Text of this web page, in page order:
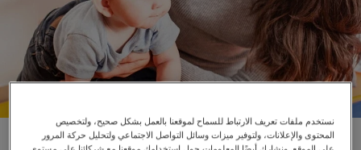
تعليم استخدام السلالم
نستخدم ملفات تعريف الارتباط للسماح لموقعنا بالعمل بشكل صحيح، ولتخصيص
المحتوى والإعلانات، ولتوفير ميزات وسائل التواصل الاجتماعي ولتحليل حركة المرور